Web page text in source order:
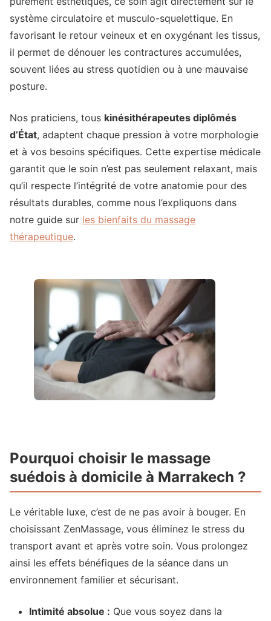
système circulatoire et musculo-squelettique. En
favorisant le retour veineux et en oxygénant les tissus,
il permet de dénouer les contractures accumulées,
souvent liées au stress quotidien ou à une mauvaise
posture.
Nos praticiens, tous kinésithérapeutes diplômés
d’État, adaptent chaque pression à votre morphologie
et à vos besoins spécifiques. Cette expertise médicale
garantit que le soin n’est pas seulement relaxant, mais
qu’il respecte l’intégrité de votre anatomie pour des
résultats durables, comme nous l’expliquons dans
notre guide sur les bienfaits du massage
thérapeutique.
Pourquoi choisir le massage
suédois à domicile à Marrakech ?
Le véritable luxe, c’est de ne pas avoir à bouger. En
choisissant ZenMassage, vous éliminez le stress du
transport avant et après votre soin. Vous prolongez
ainsi les effets bénéfiques de la séance dans un
environnement familier et sécurisant.
Intimité absolue : Que vous soyez dans la